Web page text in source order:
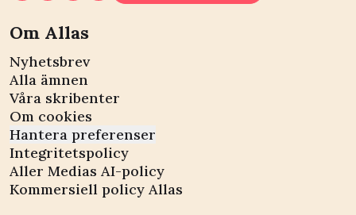
Om Allas
Nyhetsbrev
Alla ämnen
Våra skribenter
Om cookies
Hantera preferenser
Integritetspolicy
Aller Medias AI-policy
Kommersiell policy Allas